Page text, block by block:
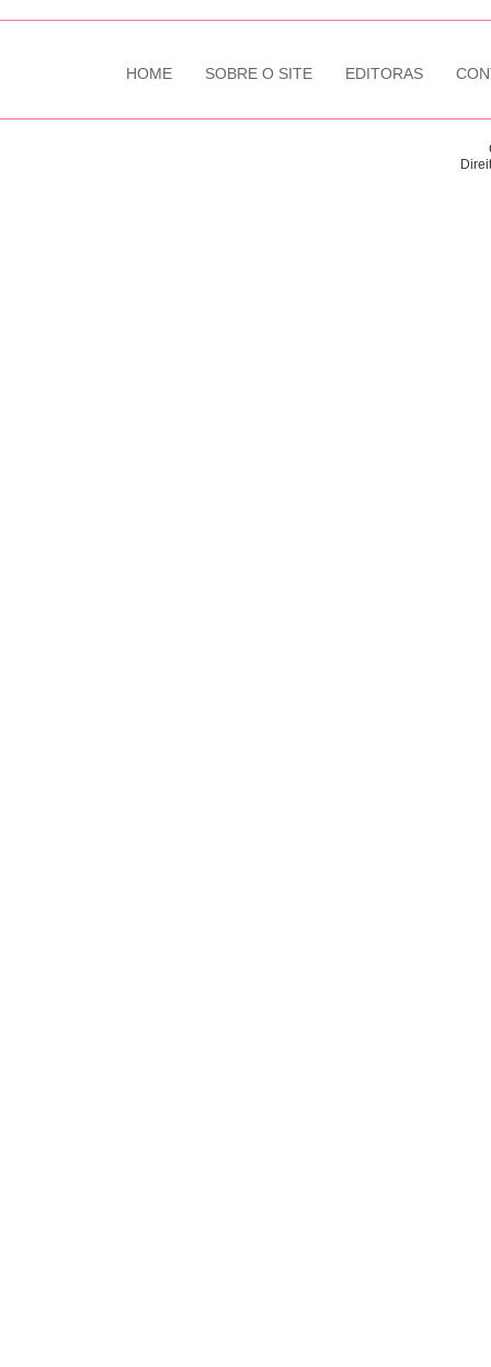
HOME SOBRE O SITE EDITORAS